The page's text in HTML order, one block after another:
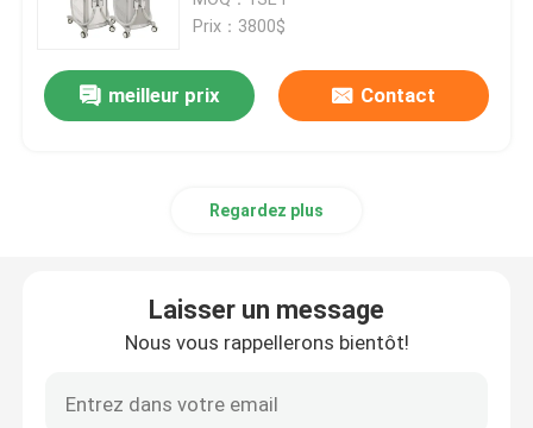
Épilation de laser de diode de SHR
Prix：3800$
meilleur prix Contact
Regardez plus
Laisser un message
Nous vous rappellerons bientôt!